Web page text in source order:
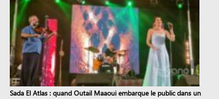
Sada El Atlas : quand Outail Maaoui embarque le public dans un